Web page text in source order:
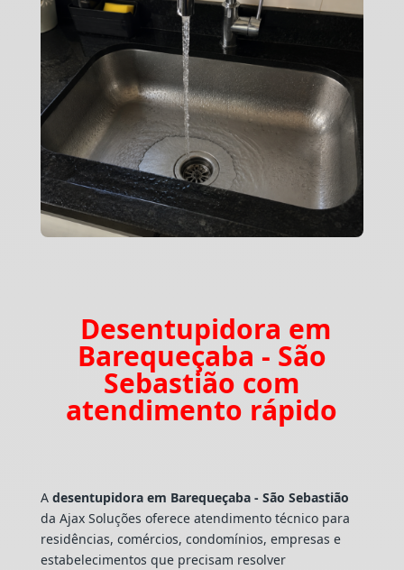
Desentupidora em
Barequeçaba - São
Sebastião com
atendimento rápido
A desentupidora em Barequeçaba - São Sebastião
da Ajax Soluções oferece atendimento técnico para
residências, comércios, condomínios, empresas e
estabelecimentos que precisam resolver